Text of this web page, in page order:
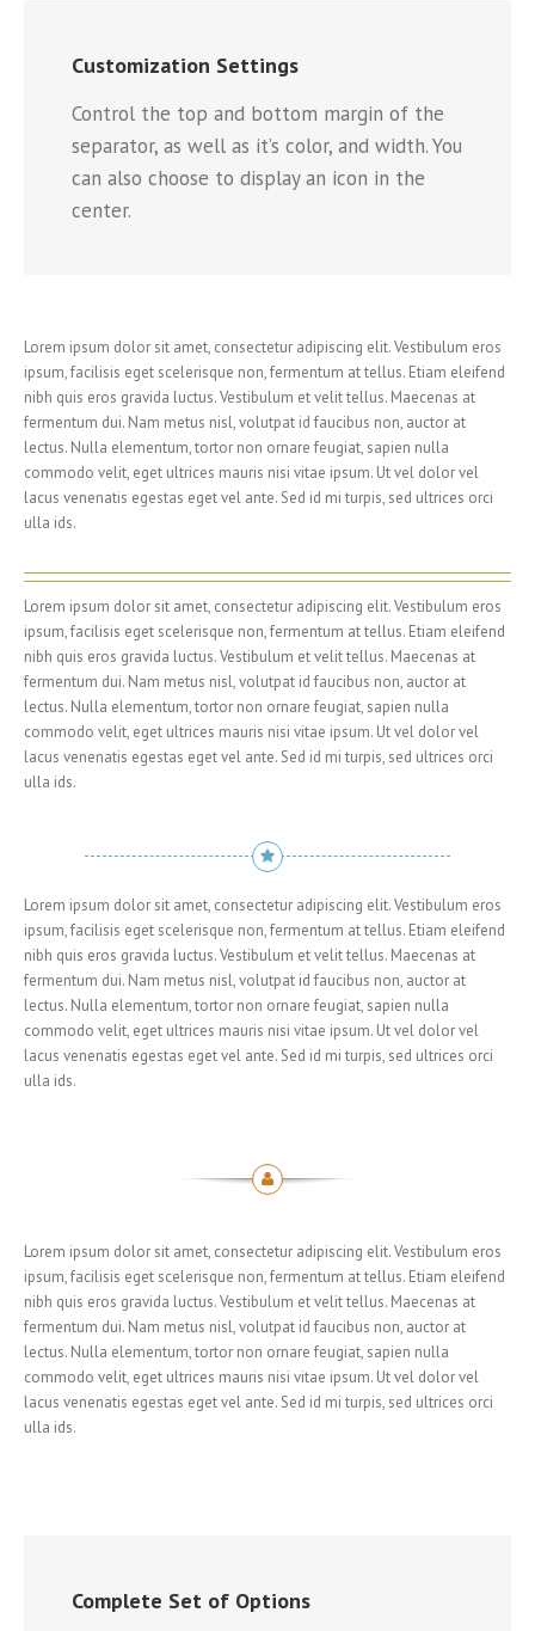
Customization Settings
Control the top and bottom margin of the
separator, as well as it’s color, and width. You
can also choose to display an icon in the
center.
Lorem ipsum dolor sit amet, consectetur adipiscing elit. Vestibulum eros
ipsum, facilisis eget scelerisque non, fermentum at tellus. Etiam eleifend
nibh quis eros gravida luctus. Vestibulum et velit tellus. Maecenas at
fermentum dui. Nam metus nisl, volutpat id faucibus non, auctor at
lectus. Nulla elementum, tortor non ornare feugiat, sapien nulla
commodo velit, eget ultrices mauris nisi vitae ipsum. Ut vel dolor vel
lacus venenatis egestas eget vel ante. Sed id mi turpis, sed ultrices orci
ulla ids.
Lorem ipsum dolor sit amet, consectetur adipiscing elit. Vestibulum eros
ipsum, facilisis eget scelerisque non, fermentum at tellus. Etiam eleifend
nibh quis eros gravida luctus. Vestibulum et velit tellus. Maecenas at
fermentum dui. Nam metus nisl, volutpat id faucibus non, auctor at
lectus. Nulla elementum, tortor non ornare feugiat, sapien nulla
commodo velit, eget ultrices mauris nisi vitae ipsum. Ut vel dolor vel
lacus venenatis egestas eget vel ante. Sed id mi turpis, sed ultrices orci
ulla ids.
Lorem ipsum dolor sit amet, consectetur adipiscing elit. Vestibulum eros
ipsum, facilisis eget scelerisque non, fermentum at tellus. Etiam eleifend
nibh quis eros gravida luctus. Vestibulum et velit tellus. Maecenas at
fermentum dui. Nam metus nisl, volutpat id faucibus non, auctor at
lectus. Nulla elementum, tortor non ornare feugiat, sapien nulla
commodo velit, eget ultrices mauris nisi vitae ipsum. Ut vel dolor vel
lacus venenatis egestas eget vel ante. Sed id mi turpis, sed ultrices orci
ulla ids.
Lorem ipsum dolor sit amet, consectetur adipiscing elit. Vestibulum eros
ipsum, facilisis eget scelerisque non, fermentum at tellus. Etiam eleifend
nibh quis eros gravida luctus. Vestibulum et velit tellus. Maecenas at
fermentum dui. Nam metus nisl, volutpat id faucibus non, auctor at
lectus. Nulla elementum, tortor non ornare feugiat, sapien nulla
commodo velit, eget ultrices mauris nisi vitae ipsum. Ut vel dolor vel
lacus venenatis egestas eget vel ante. Sed id mi turpis, sed ultrices orci
ulla ids.
Complete Set of Options